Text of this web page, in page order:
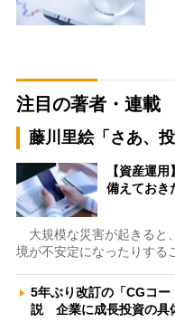
注目の著者・連載
藤川里絵「さあ、
【資産運
備えておき
大規模な災害が起きると
境が不安定になったりする
5年ぶり改訂の「CGコ
説 企業に成長投資の具